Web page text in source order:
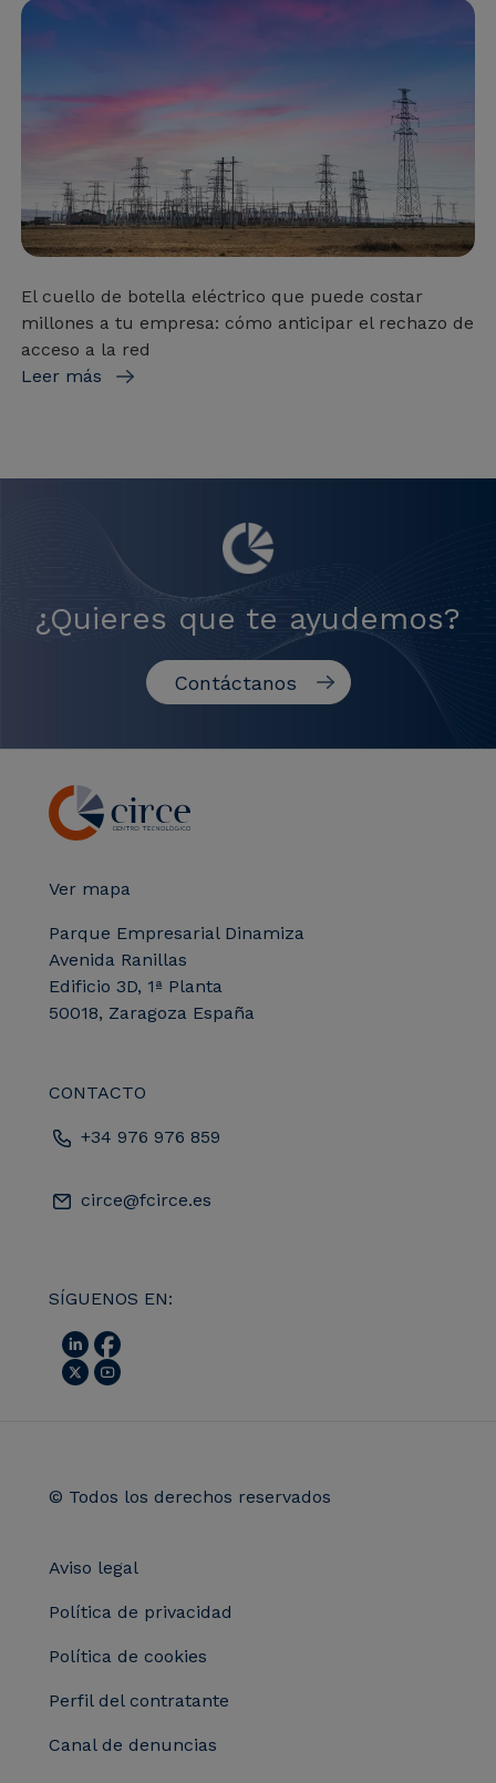
El cuello de botella eléctrico que puede costar
millones a tu empresa: cómo anticipar el rechazo de
acceso a la red
Leer más
¿Quieres que te ayudemos?
Contáctanos
Ver mapa
Parque Empresarial Dinamiza
Avenida Ranillas
Edificio 3D, 1ª Planta
50018, Zaragoza España
CONTACTO
+34 976 976 859
circe@fcirce.es
SÍGUENOS EN:
© Todos los derechos reservados
Aviso legal
Política de privacidad
Política de cookies
Perfil del contratante
Canal de denuncias